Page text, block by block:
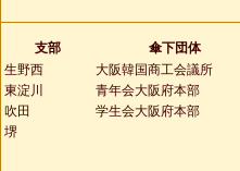
支部
生野西
東淀川
吹田
堺
傘下団体
大阪韓国商工会議所
青年会大阪府本部
学生会大阪府本部